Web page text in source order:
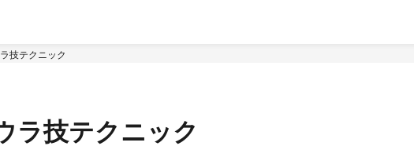
技テクニック
ラ技テクニック